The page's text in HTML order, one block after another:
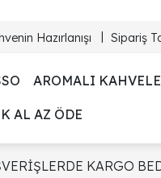
Hazırlanışı Sipariş
AROMALI
AL AZ ÖDE
KARGO